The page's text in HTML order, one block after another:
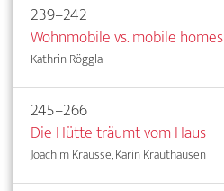
239–242
Wohnmobile vs. mobile homes
Kathrin Röggla
245–266
Die Hütte träumt vom Haus
Joachim Krausse, Karin Krauthausen